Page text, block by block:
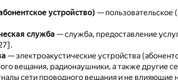
устройство) — пользовательское
служба — служба, предоставление
— электроакустические устройства
вещания, радионаушники, а также другие
сети проводного вещания и не влияющие